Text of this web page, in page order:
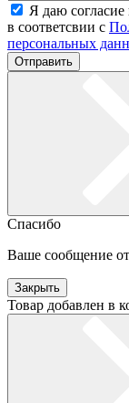
Я даю
в соответсвии с
персональных
Отправить
Спасибо
Ваше сообщение
Закрыть
Товар добавлен в